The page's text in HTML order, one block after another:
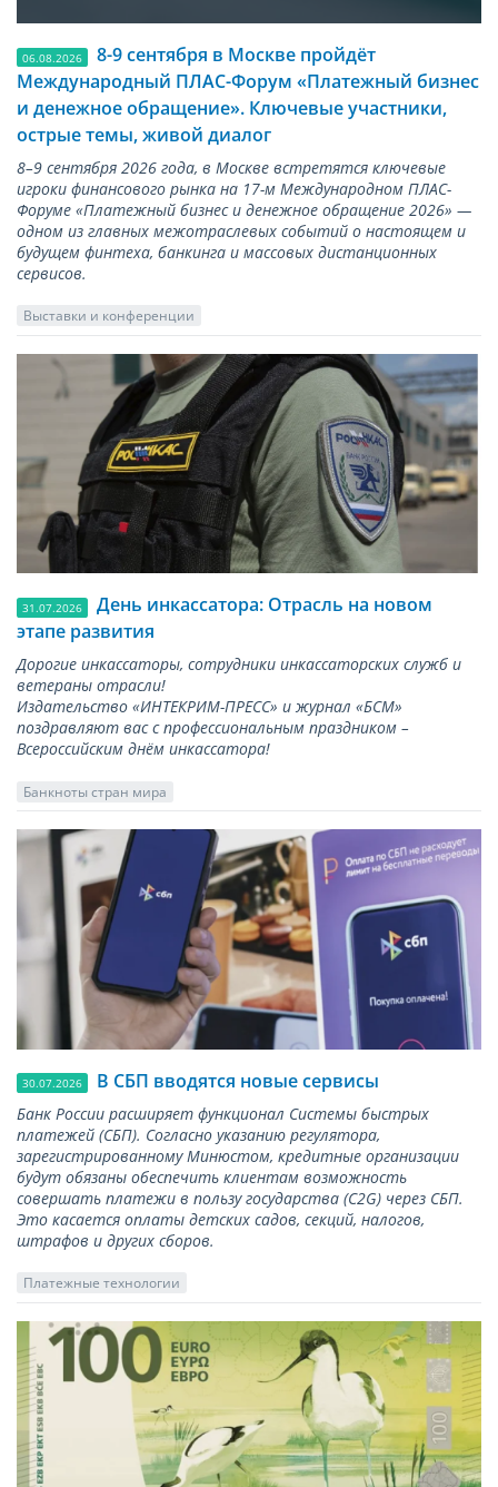
06.08.2026
8-9 сентября в Москве пройдёт
Международный ПЛАС-Форум «Платежный бизнес
и денежное обращение». Ключевые участники,
острые темы, живой диалог
8–9 сентября 2026 года, в Москве встретятся ключевые
игроки финансового рынка на 17-м Международном ПЛАС-
Форуме «Платежный бизнес и денежное обращение 2026» —
одном из главных межотраслевых событий о настоящем и
будущем финтеха, банкинга и массовых дистанционных
сервисов.
Выставки и конференции
31.07.2026
День инкассатора: Отрасль на новом
этапе развития
Дорогие инкассаторы, сотрудники инкассаторских служб и
ветераны отрасли!
Издательство «ИНТЕКРИМ-ПРЕСС» и журнал «БСМ»
поздравляют вас с профессиональным праздником –
Всероссийским днём инкассатора!
Банкноты стран мира
30.07.2026 В СБП вводятся новые сервисы
Банк России расширяет функционал Системы быстрых
платежей (СБП). Согласно указанию регулятора,
зарегистрированному Минюстом, кредитные организации
будут обязаны обеспечить клиентам возможность
совершать платежи в пользу государства (С2G) через СБП.
Это касается оплаты детских садов, секций, налогов,
штрафов и других сборов.
Платежные технологии